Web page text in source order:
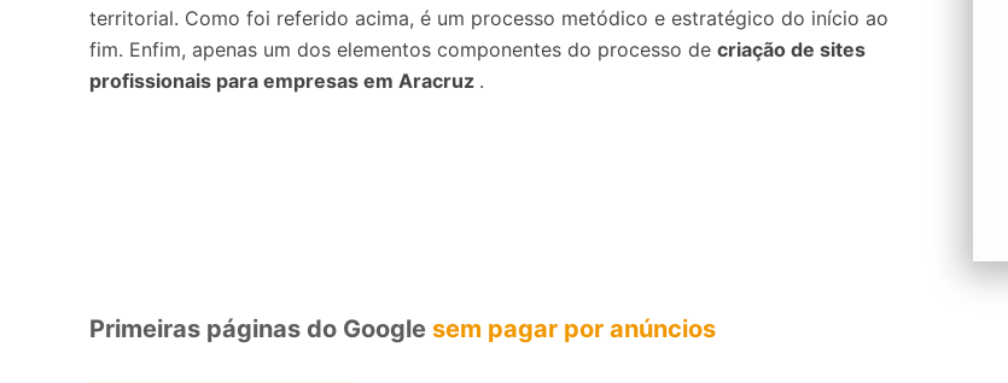
territorial. Como foi referido acima, é um processo metódico e estratégico do início ao
fim. Enfim, apenas um dos elementos componentes do processo de criação de sites
profissionais para empresas em Aracruz .
Primeiras páginas do Google sem pagar por anúncios